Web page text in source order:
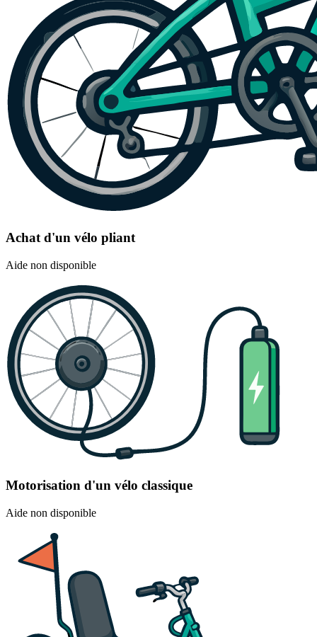
Achat d'un vélo pliant
Aide non disponible
Motorisation d'un vélo classique
Aide non disponible